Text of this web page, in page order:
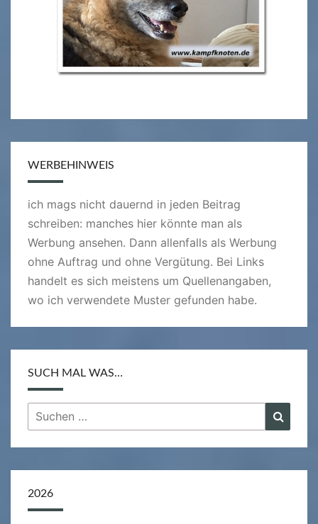
WERBEHINWEIS
ich mags nicht dauernd in jeden Beitrag
schreiben: manches hier könnte man als
Werbung ansehen. Dann allenfalls als Werbung
ohne Auftrag und ohne Vergütung. Bei Links
handelt es sich meistens um Quellenangaben,
wo ich verwendete Muster gefunden habe.
SUCH MAL WAS…
Suchen
nach:
2026